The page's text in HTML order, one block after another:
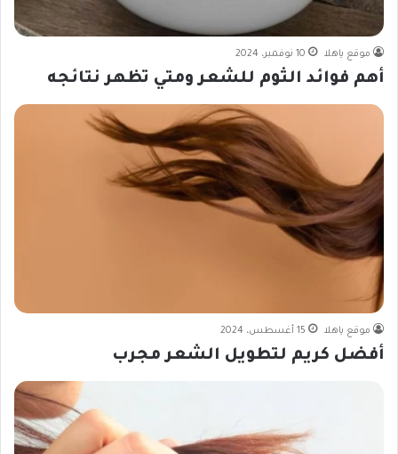
موقع ياهلا 10 نوفمبر، 2024
أهم فوائد الثوم للشعر ومتي تظهر نتائجه
موقع ياهلا 15 أغسطس، 2024
أفضل كريم لتطويل الشعر مجرب